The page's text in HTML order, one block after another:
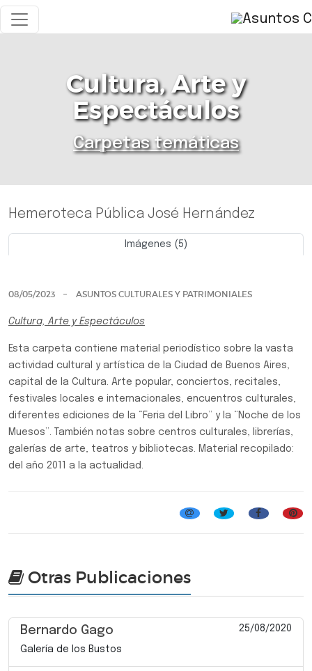
Cultura, Arte y
Espectáculos
Carpetas temáticas
Hemeroteca Pública José Hernández
Imágenes (5)
08/05/2023 ASUNTOS CULTURALES Y PATRIMONIALES
Cultura, Arte y Espectáculos
Esta carpeta contiene material periodístico sobre la vasta
actividad cultural y artística de la Ciudad de Buenos Aires,
capital de la Cultura. Arte popular, conciertos, recitales,
festivales locales e internacionales, encuentros culturales,
diferentes ediciones de la “Feria del Libro” y la “Noche de los
Muesos”. También notas sobre centros culturales, librerías,
galerías de arte, teatros y bibliotecas. Material recopilado:
del año 2011 a la actualidad.
Otras Publicaciones
Bernardo Gago 25/08/2020
Galería de los Bustos